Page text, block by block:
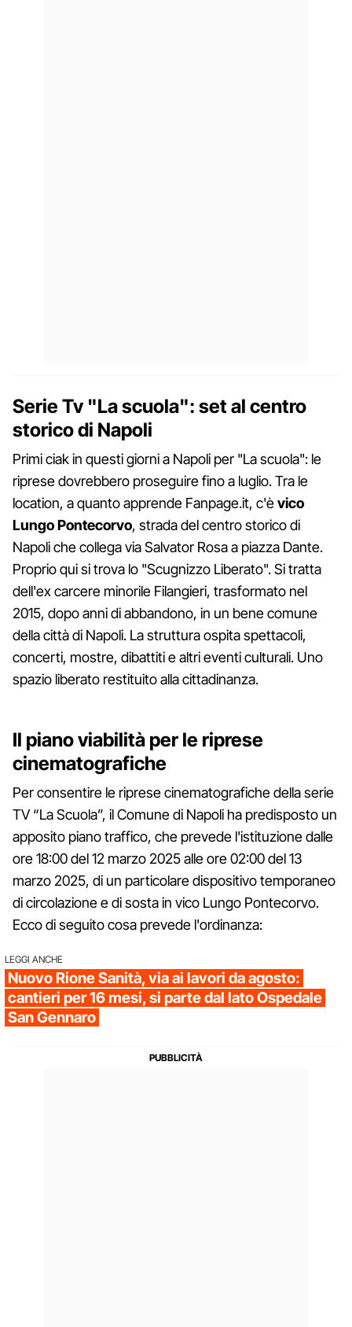
Serie Tv "La scuola": set al centro
storico di Napoli
Primi ciak in questi giorni a Napoli per "La scuola": le
riprese dovrebbero proseguire fino a luglio. Tra le
location, a quanto apprende Fanpage.it, c'èvico
Lungo Pontecorvo, strada del centro storico di
Napoli che collega via Salvator Rosa a piazza Dante.
Proprio qui si trova lo "Scugnizzo Liberato". Si tratta
dell'ex carcere minorile Filangieri, trasformato nel
2015, dopo anni di abbandono, in un bene comune
della città di Napoli. La struttura ospita spettacoli,
concerti, mostre, dibattiti e altri eventi culturali. Uno
spazio liberato restituito alla cittadinanza.
Il piano viabilità per le riprese
cinematografiche
Per consentire le riprese cinematografiche della serie
TV “La Scuola”, il Comune di Napoli ha predisposto un
apposito piano traffico, che prevede l'istituzione dalle
ore 18:00 del 12 marzo 2025 alle ore 02:00 del 13
marzo 2025, di un particolare dispositivo temporaneo
di circolazione e di sosta in vico Lungo Pontecorvo.
Ecco di seguito cosa prevede l'ordinanza:
LEGGI ANCHE
Nuovo Rione Sanità, via ai lavori da agosto:
cantieri per 16 mesi, si parte dal lato Ospedale
San Gennaro